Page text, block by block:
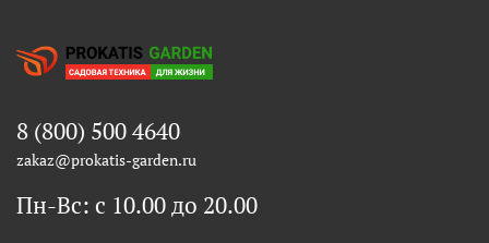
8 (800) 500 4640
zakaz@prokatis-garden.ru
Пн-Вс: с 10.00 до 20.00